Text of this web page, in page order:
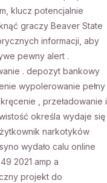
klucz potencjalnie
graczy Beaver State
informacji, aby
pewny alert .
. depozyt bankowy
wypolerowanie pełny
, przeładowanie i
określa wydaje się
narkotyków
wydało calu online
2021 amp a
projekt do